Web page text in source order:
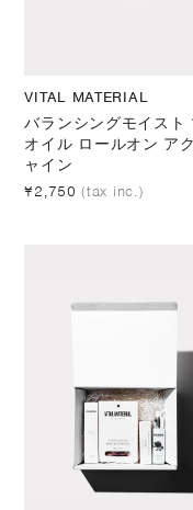
VITAL MATERIAL
バランシングモイスト
オイル ロールオン ア
ャイン
¥2,750 (tax inc.)